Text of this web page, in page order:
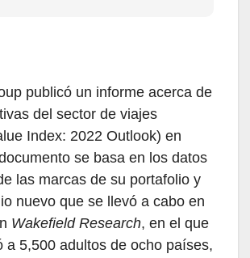
publicó un informe acerca de
del sector de viajes
Index: 2022 Outlook) en
se basa en los datos
las marcas de su portafolio y
nuevo que se llevó a cabo en
Wakefield Research, en el que
a 5,500 adultos de ocho países,